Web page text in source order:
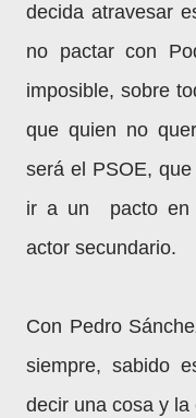
decida atravesar
no pactar con
imposible, sobre
que quien no
será el PSOE,
ir a un pacto en
actor secundario.
Con Pedro
siempre, sabido
decir una cosa y